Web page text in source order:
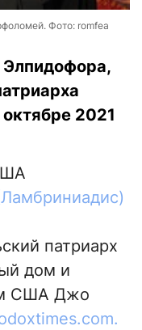
Фото: romfea
Элпидофора,
2021
патриарх
дом и
США Джо